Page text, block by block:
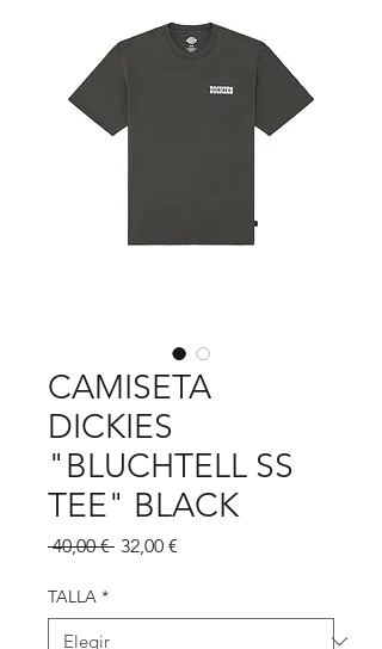
CAMISETA
DICKIES
"BLUCHTELL SS
TEE" BLACK
40,00 € Precio
32,00 €
TALLA *